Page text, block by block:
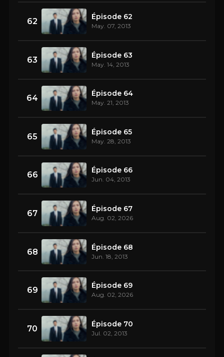
62 Épisode 62
May. 07, 2013
63 Épisode 63
May. 14, 2013
64 Épisode 64
May. 21, 2013
65 Épisode 65
May. 28, 2013
66 Épisode 66
Jun. 04, 2013
67 Épisode 67
Aug. 02, 2026
68 Épisode 68
Jun. 18, 2013
69 Épisode 69
Aug. 02, 2026
70 Épisode 70
Jul. 02, 2013